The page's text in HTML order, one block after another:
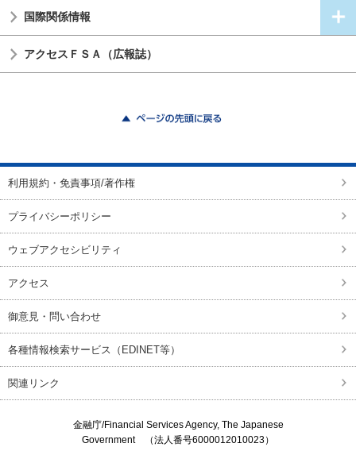
国際関係情報
アクセスＦＳＡ（広報誌）
利用規約・免責事項/著作権
プライバシーポリシー
ウェブアクセシビリティ
アクセス
御意見・問い合わせ
各種情報検索サービス（EDINET等）
関連リンク
金融庁/Financial Services Agency, The Japanese
Government（法人番号6000012010023）